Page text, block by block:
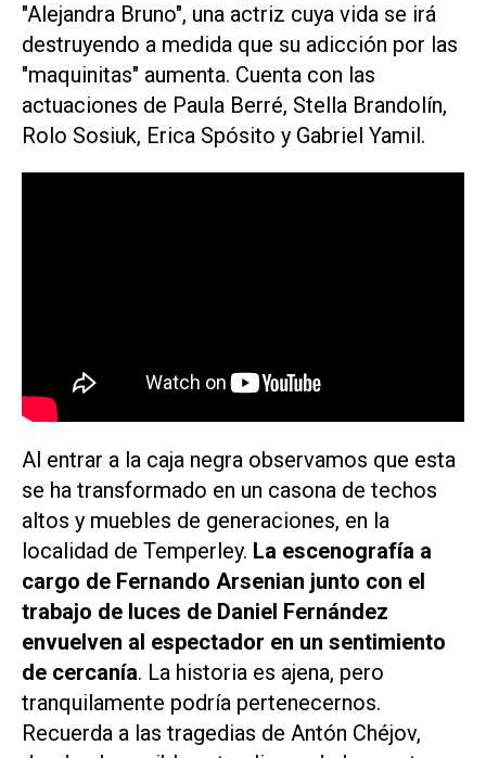
"Alejandra Bruno", una actriz cuya vida se irá
destruyendo a medida que su adicción por las
"maquinitas" aumenta. Cuenta con las
actuaciones de Paula Berré, Stella Brandolín,
Rolo Sosiuk, Erica Spósito y Gabriel Yamil.
Al entrar a la caja negra observamos que esta
se ha transformado en un casona de techos
altos y muebles de generaciones, en la
localidad de Temperley. La escenografía a
cargo de Fernando Arsenian junto con el
trabajo de luces de Daniel Fernández
envuelven al espectador en un sentimiento
de cercanía. La historia es ajena, pero
tranquilamente podría pertenecernos.
Recuerda a las tragedias de Antón Chéjov,